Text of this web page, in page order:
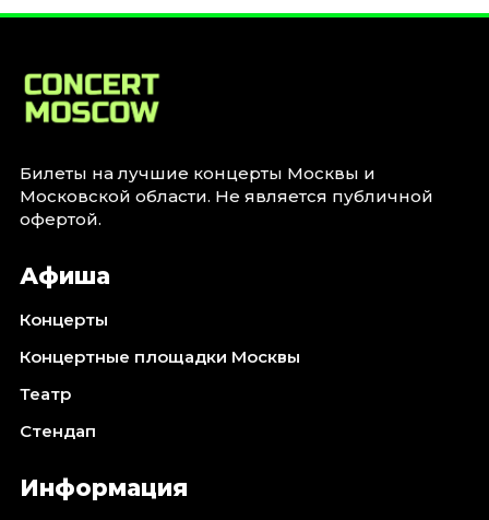
Билеты на лучшие концерты Москвы и
Московской области. Не является публичной
офертой.
Афиша
Концерты
Концертные площадки Москвы
Театр
Стендап
Информация